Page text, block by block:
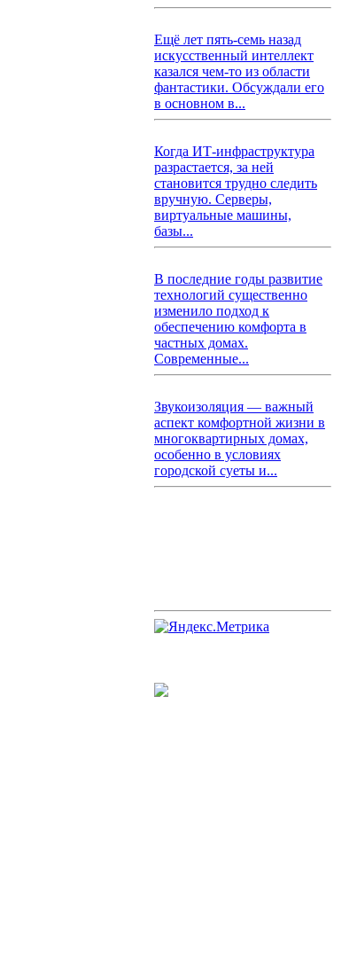
Ещё лет пять-семь назад
искусственный интеллект
казался чем-то из области
фантастики. Обсуждали его
в основном в...
Когда ИТ-инфраструктура
разрастается, за ней
становится трудно следить
вручную. Серверы,
виртуальные машины,
базы...
В последние годы развитие
технологий существенно
изменило подход к
обеспечению комфорта в
частных домах.
Современные...
Звукоизоляция — важный
аспект комфортной жизни в
многоквартирных домах,
особенно в условиях
городской суеты и...